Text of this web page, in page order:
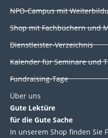
n k
NPO-Campus mit
Shop mit Fachbüchern und
Dienstleister-Verzeichnis
Kalender für Seminare und
Fundraising-Tage
Über uns
Gute Lektüre
für die Gute Sache
In unserem Shop finden Sie